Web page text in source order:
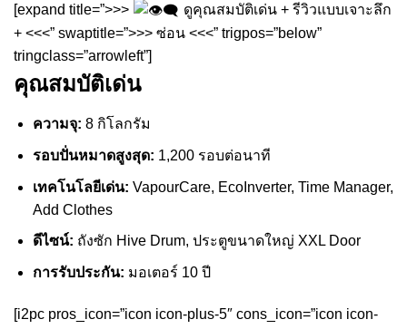
[expand title=”>>>
ดูคุณสมบัติเด่น + รีวิวแบบเจาะลึก
+ <<<” swaptitle=”>>> ซ่อน <<<” trigpos=”below”
tringclass=”arrowleft”]
คุณสมบัติเด่น
ความจุ: 8 กิโลกรัม
รอบปั่นหมาดสูงสุด: 1,200 รอบต่อนาที
เทคโนโลยีเด่น: VapourCare, EcoInverter, Time Manager,
Add Clothes
ดีไซน์: ถังซัก Hive Drum, ประตูขนาดใหญ่ XXL Door
การรับประกัน: มอเตอร์ 10 ปี
[i2pc pros_icon=”icon icon-plus-5″ cons_icon=”icon icon-